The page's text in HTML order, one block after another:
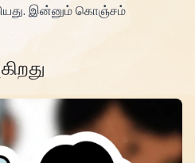
இன்னும் கொஞ்சம்